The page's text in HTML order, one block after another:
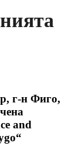
г-н Фиго,
and